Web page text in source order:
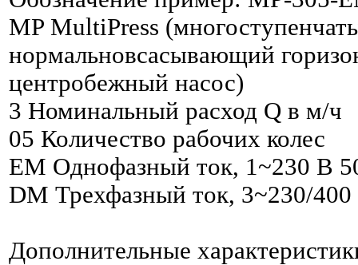
MP MultiPress
нормальновсасывающий
центробежный насос)
3 Номинальный расход Q в м/ч
05 Количество рабочих колес
EM Однофазный ток, 1~230 В
DM Трехфазный ток, 3~230/
Дополнительные